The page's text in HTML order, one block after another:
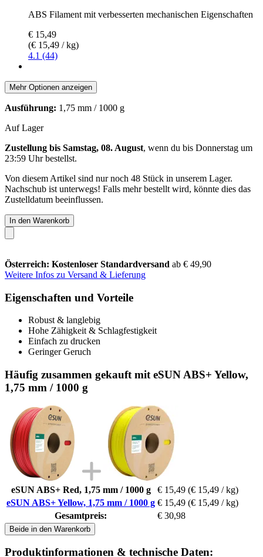
ABS Filament mit verbesserten mechanischen Eigenschaften
€ 15,49
(€ 15,49 / kg)
4.1 (44)
Mehr Optionen anzeigen
Ausführung: 1,75 mm / 1000 g
Auf Lager
Zustellung bis Samstag, 08. August, wenn du bis Donnerstag um
23:59 Uhrbestellst.
Von diesem Artikel sind nur noch 48 Stück in unserem Lager.
Nachschub ist unterwegs! Falls mehr bestellt wird, könnte dies das
Zustelldatum beeinflussen.
In den Warenkorb
Österreich: Kostenloser Standardversand ab € 49,90
Weitere Infos zu Versand & Lieferung
Eigenschaften und Vorteile
Robust & langlebig
Hohe Zähigkeit & Schlagfestigkeit
Einfach zu drucken
Geringer Geruch
Häufig zusammen gekauft mit eSUN ABS+ Yellow,
1,75 mm / 1000 g
eSUN ABS+ Red, 1,75 mm / 1000 g € 15,49 (€ 15,49 / kg)
eSUN ABS+ Yellow, 1,75 mm / 1000 g € 15,49 (€ 15,49 / kg)
Gesamtpreis:
€ 30,98
Beide in den Warenkorb
Produktinformationen & technische Daten: